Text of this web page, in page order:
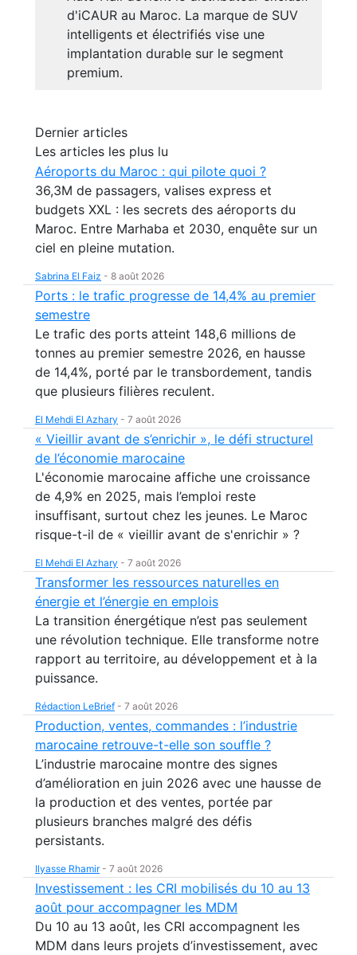
d'iCAUR au Maroc. La marque de SUV
intelligents et électrifiés vise une
implantation durable sur le segment
premium.
Dernier articles
Les articles les plus lu
Aéroports du Maroc : qui pilote quoi ?
36,3M de passagers, valises express et
budgets XXL : les secrets des aéroports du
Maroc. Entre Marhaba et 2030, enquête sur un
ciel en pleine mutation.
Sabrina El Faiz - 8 août 2026
Ports : le trafic progresse de 14,4% au premier
semestre
Le trafic des ports atteint 148,6 millions de
tonnes au premier semestre 2026, en hausse
de 14,4%, porté par le transbordement, tandis
que plusieurs filières reculent.
El Mehdi El Azhary - 7 août 2026
« Vieillir avant de s’enrichir », le défi structurel
de l’économie marocaine
L'économie marocaine affiche une croissance
de 4,9% en 2025, mais l’emploi reste
insuffisant, surtout chez les jeunes. Le Maroc
risque-t-il de « vieillir avant de s'enrichir » ?
El Mehdi El Azhary - 7 août 2026
Transformer les ressources naturelles en
énergie et l’énergie en emplois
La transition énergétique n’est pas seulement
une révolution technique. Elle transforme notre
rapport au territoire, au développement et à la
puissance.
Rédaction LeBrief - 7 août 2026
Production, ventes, commandes : l’industrie
marocaine retrouve-t-elle son souffle ?
L’industrie marocaine montre des signes
d’amélioration en juin 2026 avec une hausse de
la production et des ventes, portée par
plusieurs branches malgré des défis
persistants.
Ilyasse Rhamir- 7 août 2026
Investissement : les CRI mobilisés du 10 au 13
août pour accompagner les MDM
Du 10 au 13 août, les CRI accompagnent les
MDM dans leurs projets d’investissement, avec